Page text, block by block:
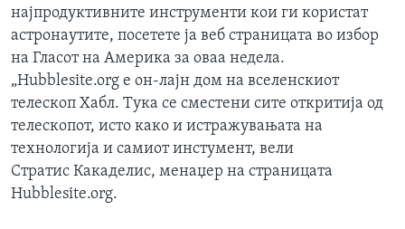
најпродуктивните инструменти кои ги користат
астронаутите, посетете ја веб страницата во избор
на Гласот на Америка за оваа недела.
„Hubblesite.org е он-лајн дом на вселенскиот
телескоп Хабл. Тука се сместени сите откритија од
телескопот, исто како и истражувањата на
технологија и самиот инстумент, вели
Стратис Какаделис, менаџер на страницата
Hubblesite.org.